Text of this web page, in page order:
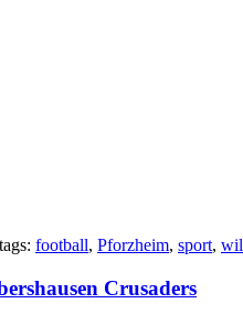
tags: football, Pforzheim, sport,
Crusaders